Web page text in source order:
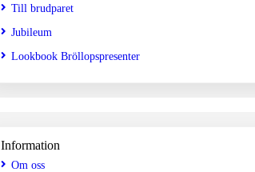
Till brudparet
Jubileum
Lookbook Bröllopspresenter
Information
Om oss